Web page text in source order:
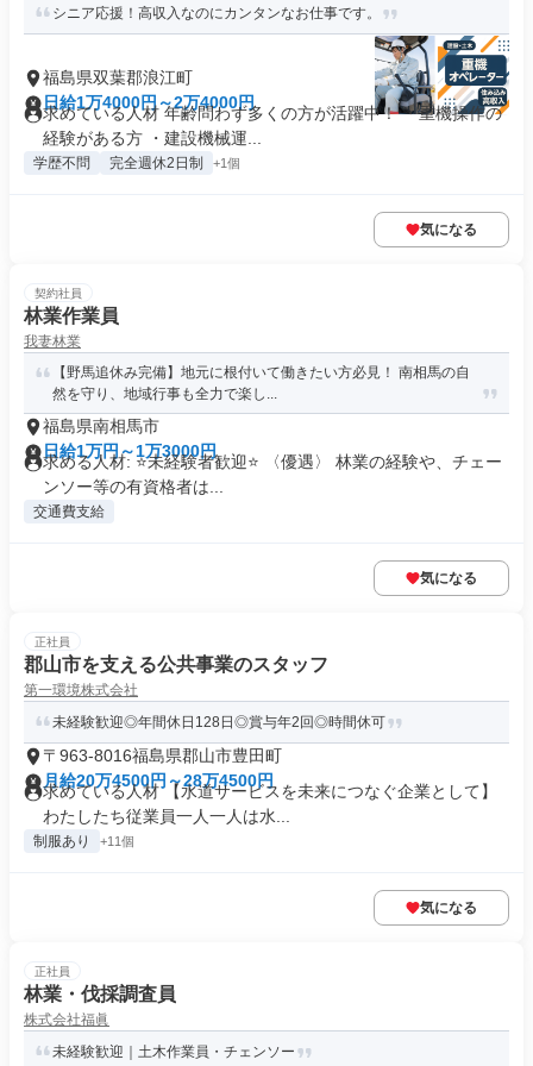
シニア応援！高収入なのにカンタンなお仕事です。
福島県双葉郡浪江町
日給1万4000円～2万4000円
求めている人材 年齢問わず多くの方が活躍中！ ・重機操作の
経験がある方 ・建設機械運...
学歴不問 完全週休2日制 +1個
気になる
契約社員
林業作業員
我妻林業
【野馬追休み完備】地元に根付いて働きたい方必見！ 南相馬の自
然を守り、地域行事も全力で楽し...
福島県南相馬市
日給1万円～1万3000円
求める人材: ⭐未経験者歓迎⭐ 〈優遇〉 林業の経験や、チェー
ンソー等の有資格者は...
交通費支給
気になる
正社員
郡山市を支える公共事業のスタッフ
第一環境株式会社
未経験歓迎◎年間休日128日◎賞与年2回◎時間休可
〒963-8016福島県郡山市豊田町
月給20万4500円～28万4500円
求めている人材 【水道サービスを未来につなぐ企業として】
わたしたち従業員一人一人は水...
制服あり +11個
気になる
正社員
林業・伐採調査員
株式会社福眞
未経験歓迎｜土木作業員・チェンソー